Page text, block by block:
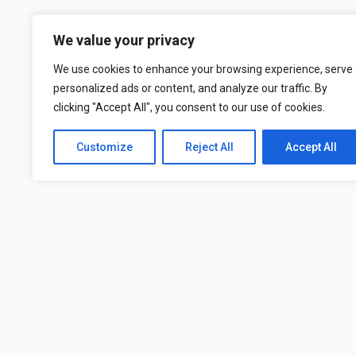
We value your privacy
We use cookies to enhance your browsing experience, serve
personalized ads or content, and analyze our traffic. By
clicking "Accept All", you consent to our use of cookies.
Customize Reject All Accept All